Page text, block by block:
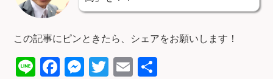
この記事にピンときたら、シェアをお願いします！
Li
F
M
T
E